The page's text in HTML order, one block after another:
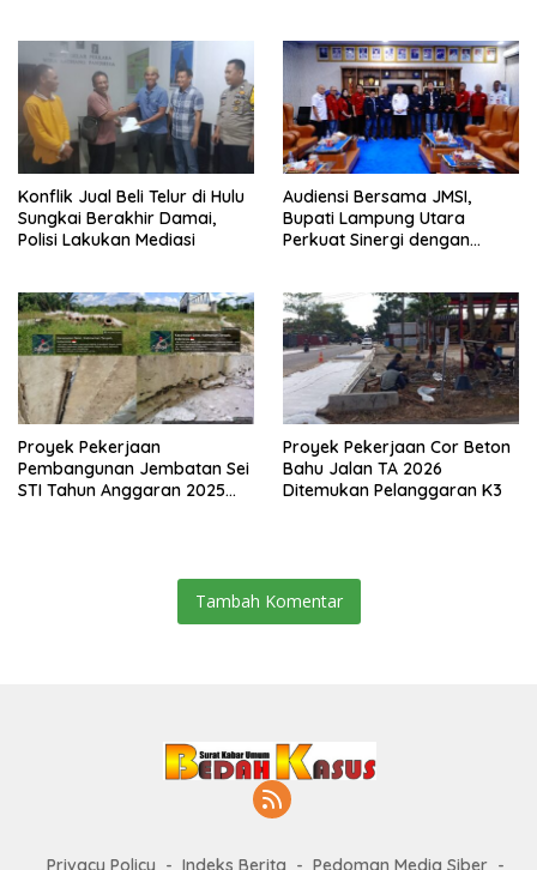
Konflik Jual Beli Telur di Hulu
Sungkai Berakhir Damai,
Polisi Lakukan Mediasi
Audiensi Bersama JMSI,
Bupati Lampung Utara
Perkuat Sinergi dengan
Proyek Pekerjaan
Pembangunan Jembatan Sei
STI Tahun Anggaran 2025
Proyek Pekerjaan Cor Beton
Bahu Jalan TA 2026
Ditemukan Pelanggaran K3
Tambah Komentar
Privacy Policy Indeks Berita Pedoman Media Siber